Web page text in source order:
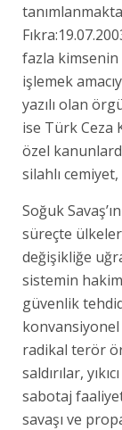
fazla kimsenin
işlemek
yazılı olan
ise Türk Ceza
özel
silahlı
Soğuk
süreçte
değişikliğe
sistemin
güvenlik
radikal terör
saldırılar,
sabotaj
savaşı ve